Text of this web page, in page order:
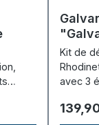
Kit de
avec 3
Prix